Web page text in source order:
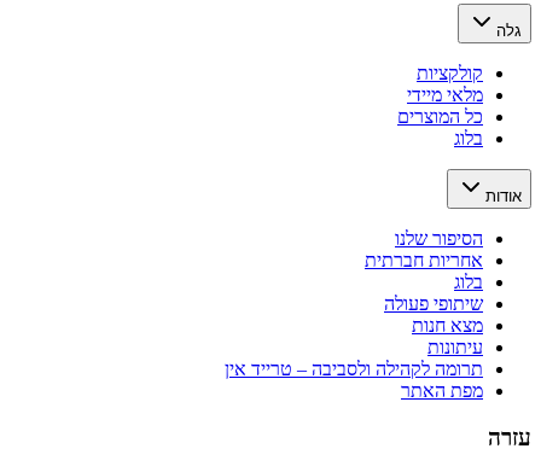
גלה
קולקציות
מלאי מיידי
כל המוצרים
בלוג
אודות
הסיפור שלנו
אחריות חברתית
בלוג
שיתופי פעולה
מצא חנות
עיתונות
תרומה לקהילה ולסביבה – טרייד אין
מפת האתר
עזרה